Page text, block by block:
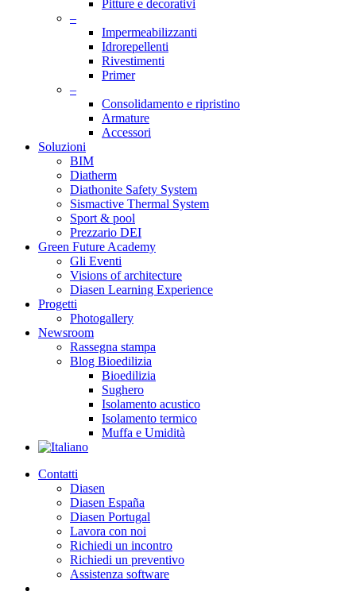
Pitture e decorativi
–
Impermeabilizzanti
Idrorepellenti
Rivestimenti
Primer
–
Consolidamento e ripristino
Armature
Accessori
Soluzioni
BIM
Diatherm
Diathonite Safety System
Sismactive Thermal System
Sport & pool
Prezzario DEI
Green Future Academy
Gli Eventi
Visions of architecture
Diasen Learning Experience
Progetti
Photogallery
Newsroom
Rassegna stampa
Blog Bioedilizia
Bioedilizia
Sughero
Isolamento acustico
Isolamento termico
Muffa e Umidità
Contatti
Diasen
Diasen España
Diasen Portugal
Lavora con noi
Richiedi un incontro
Richiedi un preventivo
Assistenza software